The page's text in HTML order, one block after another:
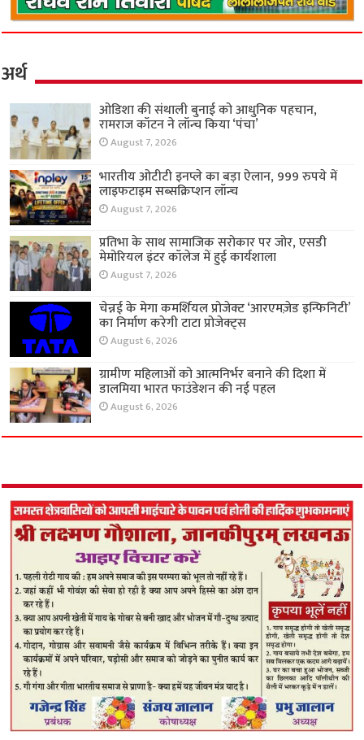
अर्थ
ओडिशा की संथाली बुनाई को आधुनिक पहचान,
रामराज कॉटन ने लॉन्च किया ‘पंचा’
August 7, 2026
भारतीय ओटीटी इनप्ले का बड़ा ऐलान, 999 रुपये में
लाइफटाइम सब्सक्रिप्शन लॉन्च
August 7, 2026
प्रतिभा के साथ सामाजिक सरोकार पर जोर, एसडी
मेमोरियल इंटर कॉलेज में हुई कार्यशाला
August 7, 2026
चेन्नई के मेगा कमर्शियल प्रोजेक्ट ‘आरएमज़ेड इन्फिनिटी’
का निर्माण करेगी टाटा प्रोजेक्ट्स
August 6, 2026
ग्रामीण महिलाओं को आत्मनिर्भर बनाने की दिशा में
डालमिया भारत फाउंडेशन की नई पहल
August 6, 2026